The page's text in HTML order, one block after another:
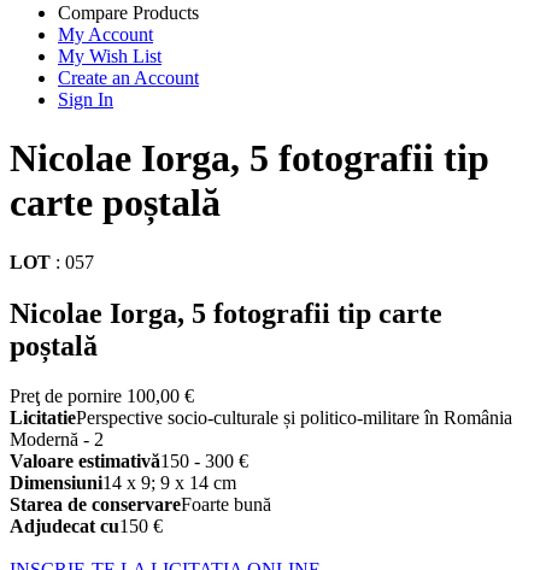
Compare Products
My Account
My Wish List
Create an Account
Sign In
Nicolae Iorga, 5 fotografii tip
carte poștală
LOT : 057
Nicolae Iorga, 5 fotografii tip carte
poștală
Preţ de pornire 100,00 €
LicitatiePerspective socio-culturale și politico-militare în România
Modernă - 2
Valoare estimativă150 - 300 €
Dimensiuni14 x 9; 9 x 14 cm
Starea de conservareFoarte bună
Adjudecat cu150 €